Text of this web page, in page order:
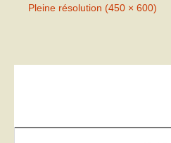
Pleine résolution (450 × 600)